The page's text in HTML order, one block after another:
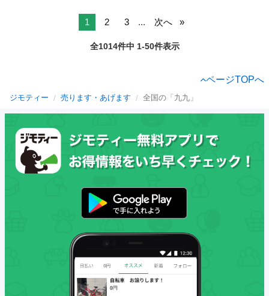
1 2 3 ... 次へ
全1014件中 1-50件表示
ページTOPへ
ジモティー 売ります・あげます 全国の「九九」